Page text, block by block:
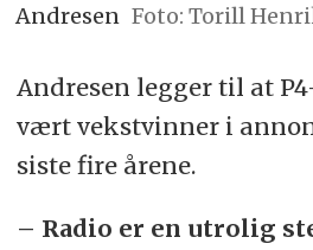
Andresen Foto: Torill
Andresen legger til at
vært vekstvinner i
siste fire årene.
– Radio er en utrolig